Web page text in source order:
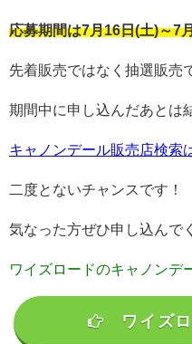
応募期間は7月16日(土)～7
先着販売ではなく抽選販売
期間中に申し込んだあとは
キャノンデール販売店検索
二度とないチャンスです！
気なった方ぜひ申し込んで
ワイズロードのキャノンデ
ワイズ